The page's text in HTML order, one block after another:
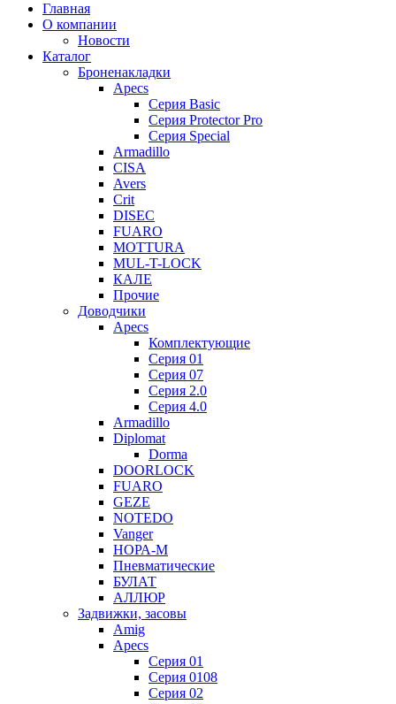
Главная
О компании
Новости
Каталог
Броненакладки
Apecs
Серия Basic
Серия Protector Pro
Серия Special
Armadillo
CISA
Avers
Crit
DISEC
FUARO
MOTTURA
MUL-T-LOCK
КАЛЕ
Прочие
Доводчики
Apecs
Комплектующие
Серия 01
Серия 07
Серия 2.0
Серия 4.0
Armadillo
Diplomat
Dorma
DOORLOCK
FUARO
GEZE
NOTEDO
Vanger
НОРА-М
Пневматические
БУЛАТ
АЛЛЮР
Задвижки, засовы
Amig
Apecs
Серия 01
Серия 0108
Серия 02